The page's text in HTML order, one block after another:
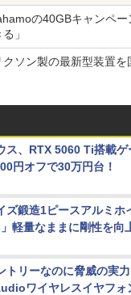
の40GBキャンペ
」
ソン製の最新型装置を
ス、RTX 5060 Ti搭載
円オフで30万円台！
ズ鍛造1ピースアルミホ
軽量なままに剛性を向
トリーなのに脅威の実
ワイヤレスイヤフォ